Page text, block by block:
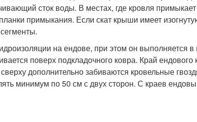
сток воды. В местах, где кровля примыкает
примыкания. Если скат крыши имеет
на ендове, при этом он выполняется в
поверх подкладочного ковра. Край ендового
дополнительно забиваются кровельные
минимум по 50 см с двух сторон. С краев